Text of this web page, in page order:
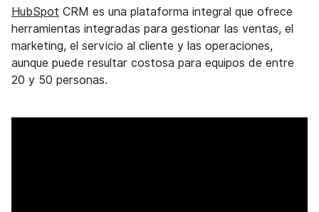
HubSpot CRM es una plataforma integral que ofrece
herramientas integradas para gestionar las ventas, el
marketing, el servicio al cliente y las operaciones,
aunque puede resultar costosa para equipos de entre
20 y 50 personas.